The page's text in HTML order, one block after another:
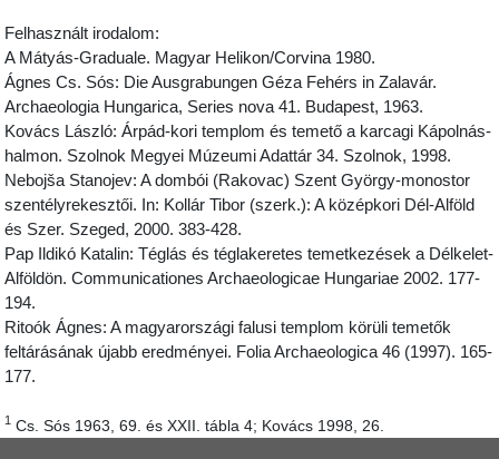
Felhasznált irodalom:
A Mátyás-Graduale. Magyar Helikon/Corvina 1980.
Ágnes Cs. Sós: Die Ausgrabungen Géza Fehérs in Zalavár.
Archaeologia Hungarica, Series nova 41. Budapest, 1963.
Kovács László: Árpád-kori templom és temető a karcagi Kápolnás-
halmon. Szolnok Megyei Múzeumi Adattár 34. Szolnok, 1998.
Nebojša Stanojev: A dombói (Rakovac) Szent György-monostor
szentélyrekesztői. In: Kollár Tibor (szerk.): A középkori Dél-Alföld
és Szer. Szeged, 2000. 383-428.
Pap Ildikó Katalin: Téglás és téglakeretes temetkezések a Délkelet-
Alföldön. Communicationes Archaeologicae Hungariae 2002. 177-
194.
Ritoók Ágnes: A magyarországi falusi templom körüli temetők
feltárásának újabb eredményei. Folia Archaeologica 46 (1997). 165-
177.
1 Cs. Sós 1963, 69. és XXII. tábla 4; Kovács 1998, 26.